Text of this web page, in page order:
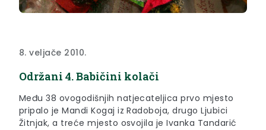
8. veljače 2010.
Održani 4. Babičini kolači
Među 38 ovogodišnjih natjecateljica prvo mjesto
pripalo je Mandi Kogaj iz Radoboja, drugo Ljubici
Žitnjak, a treće mjesto osvojila je Ivanka Tandarić